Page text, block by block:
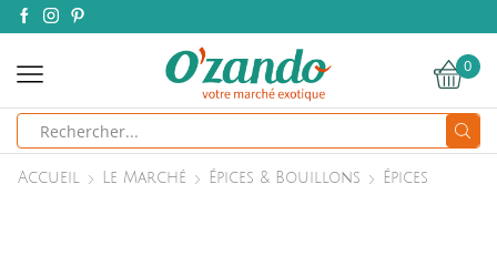
0
Accueil Le Marché Épices & Bouillons Épices